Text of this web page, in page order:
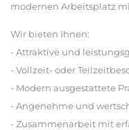
modernen Arbeitsplatz
Wir bieten Ihnen:
- Attraktive und
- Vollzeit- oder
- Modern ausgestattete
- Angenehme und
- Zusammenarbeit mit